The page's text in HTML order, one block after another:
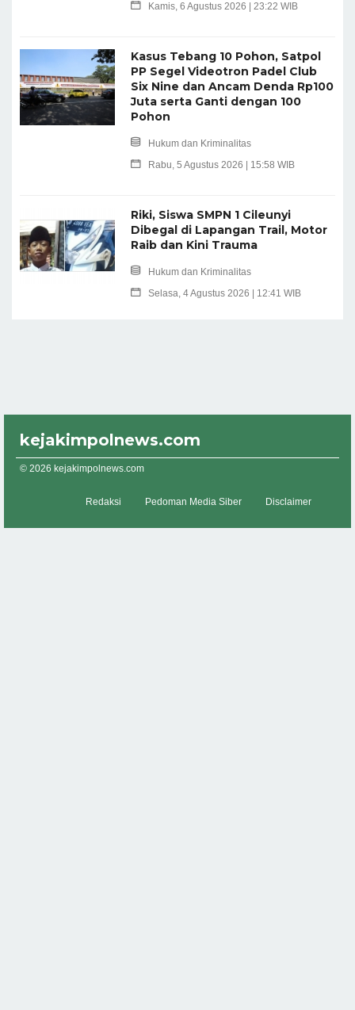
Kamis, 6 Agustus 2026 | 23:22 WIB
Kasus Tebang 10 Pohon, Satpol
PP Segel Videotron Padel Club
Six Nine dan Ancam Denda Rp100
Juta serta Ganti dengan 100
Pohon
Hukum dan Kriminalitas
Rabu, 5 Agustus 2026 | 15:58 WIB
Riki, Siswa SMPN 1 Cileunyi
Dibegal di Lapangan Trail, Motor
Raib dan Kini Trauma
Hukum dan Kriminalitas
Selasa, 4 Agustus 2026 | 12:41 WIB
kejakimpolnews.com
© 2026 kejakimpolnews.com
Redaksi Pedoman Media Siber Disclaimer